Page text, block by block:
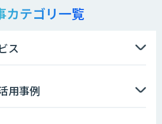
カテゴリ一覧
ス
用事例